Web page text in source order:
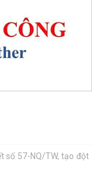
số 57-NQ/TW, tạo đột
kinh tế - xã hội tháng